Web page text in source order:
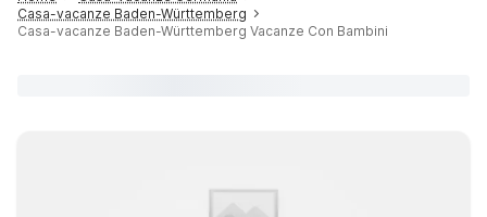
Casa-vacanze Baden-Württemberg
Casa-vacanze Baden-Württemberg Vacanze Con Bambini